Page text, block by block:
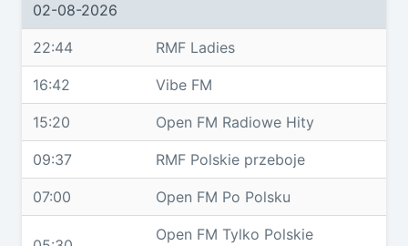
02-08-2026
22:44 RMF Ladies
16:42 Vibe FM
15:20 Open FM Radiowe Hity
09:37 RMF Polskie przeboje
07:00 Open FM Po Polsku
Open FM Tylko Polskie